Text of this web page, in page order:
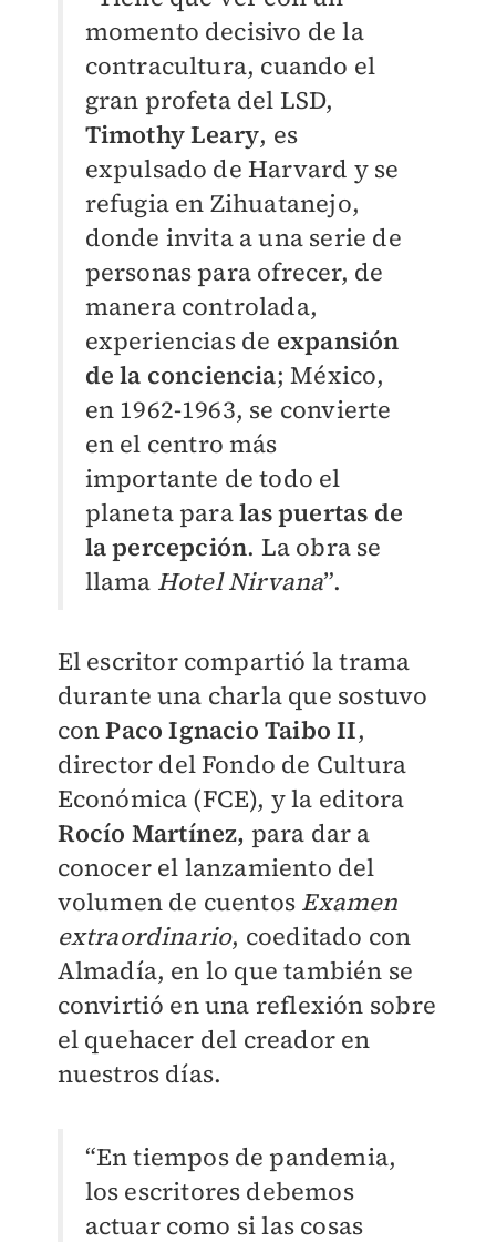
momento decisivo de la
contracultura, cuando el
gran profeta del LSD,
Timothy Leary, es
expulsado de Harvard y se
refugia en Zihuatanejo,
donde invita a una serie de
personas para ofrecer, de
manera controlada,
experiencias de expansión
de la conciencia; México,
en 1962-1963, se convierte
en el centro más
importante de todo el
planeta paralas puertas de
la percepción. La obra se
llama Hotel Nirvana”.
El escritor compartió la trama
durante una charla que sostuvo
conPaco Ignacio Taibo II,
director del Fondo de Cultura
Económica (FCE), y la editora
Rocío Martínez, para dar a
conocer el lanzamiento del
volumen de cuentos Examen
extraordinario, coeditado con
Almadía, en lo que también se
convirtió en una reflexión sobre
el quehacer del creador en
nuestros días.
“En tiempos de pandemia,
los escritores debemos
actuar como si las cosas